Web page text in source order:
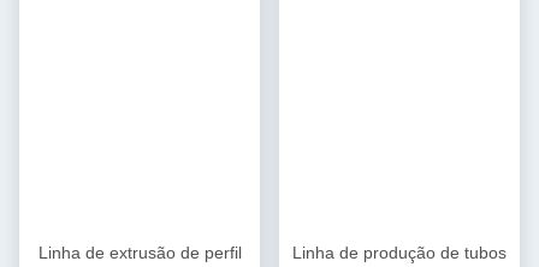
Linha de extrusão de perfil
Linha de produção de tubos